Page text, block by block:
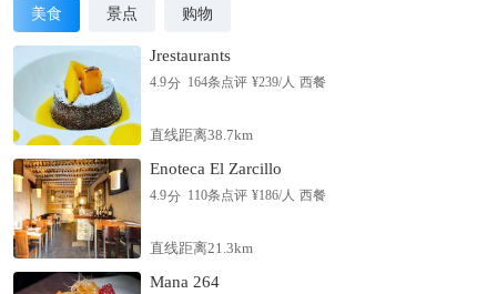
美食 景点 购物
Jrestaurants
4.9分 164条点评 ¥239/人 西餐
直线距离38.7km
Enoteca El Zarcillo
4.9分 110条点评 ¥186/人 西餐
直线距离21.3km
Mana 264